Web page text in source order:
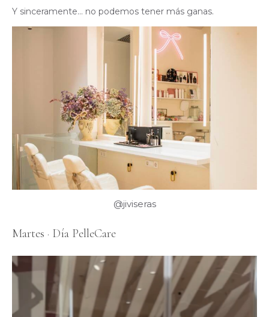
Y sinceramente… no podemos tener más ganas.
@jiviseras
Martes · Día PelleCare